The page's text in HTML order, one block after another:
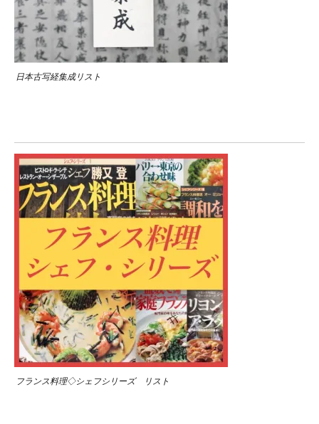
日本古写経集成リスト
フランス料理◇シェフシリーズ リスト